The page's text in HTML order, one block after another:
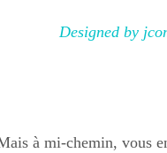
Designed by
à mi-chemin, vous